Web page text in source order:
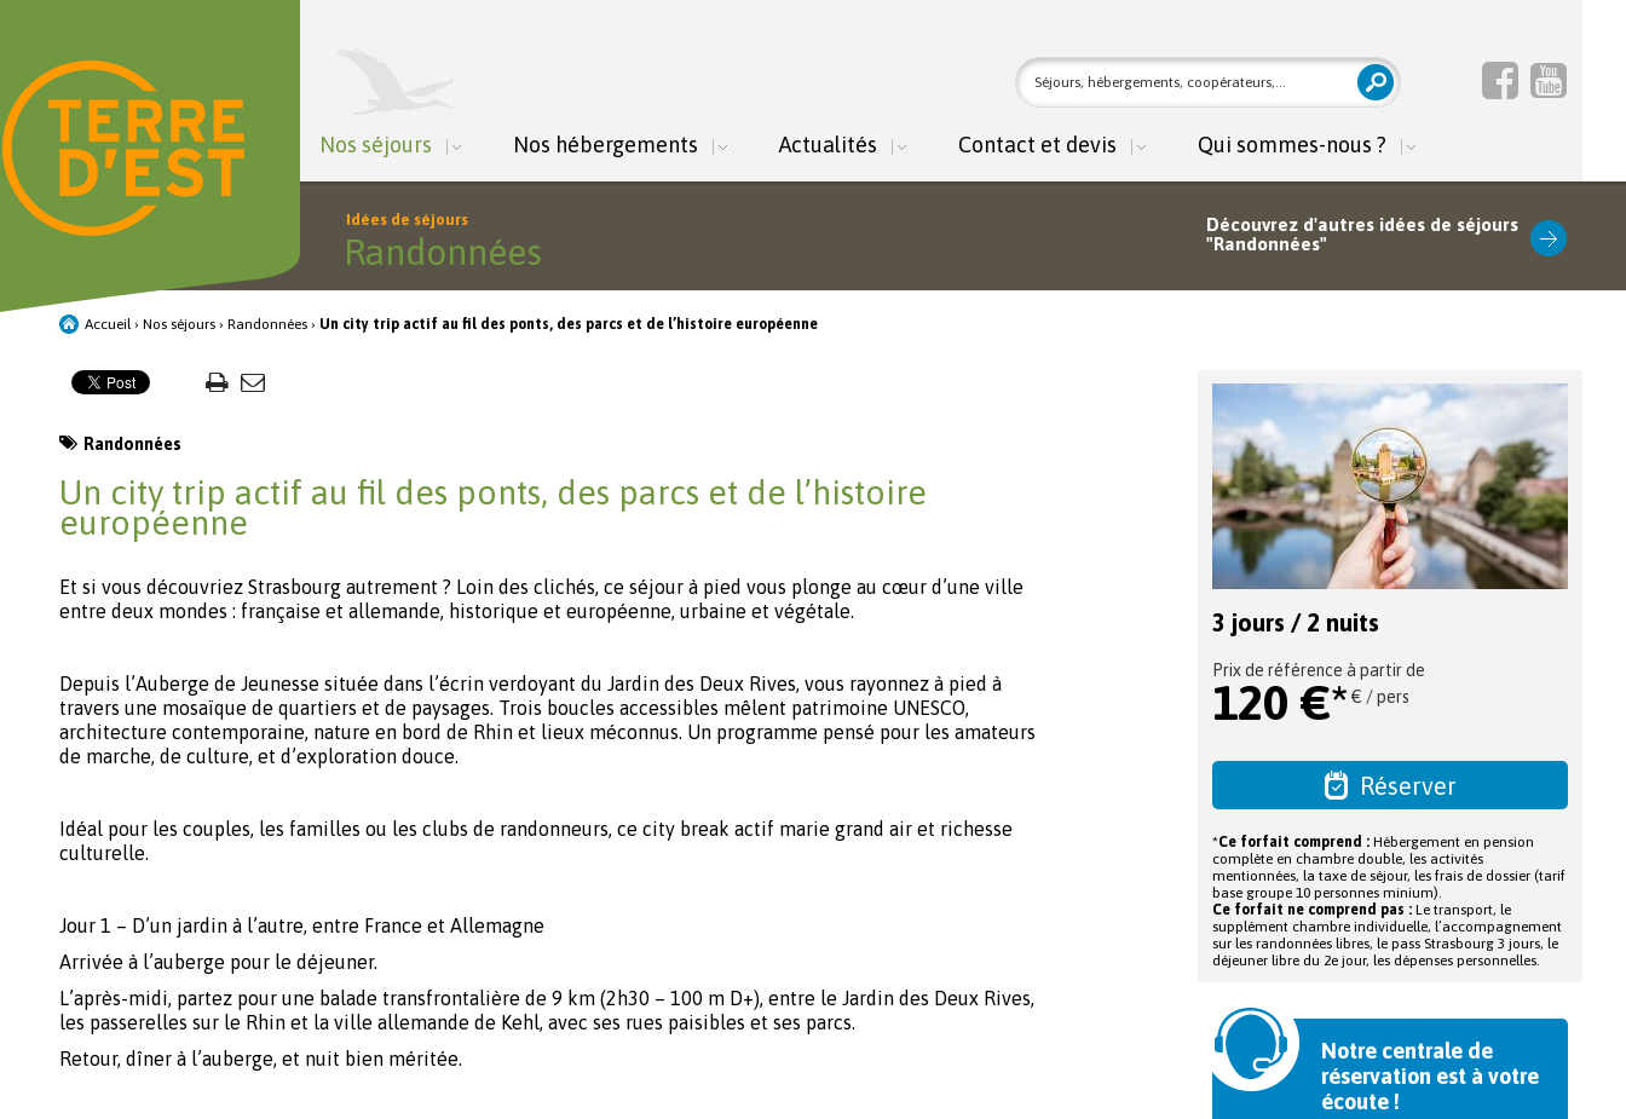
Formulaire de
recherche
Rechercher
Nos séjours Nos hébergements Actualités Contact et devis Qui sommes-nous ?
Idées de séjours
Randonnées
Découvrez d'autres idées de séjours
"Randonnées"
Accueil › Nos séjours › Randonnées › Un city trip actif au fil des ponts, des parcs et de l’histoire européenne
Randonnées
Un city trip actif au fil des ponts, des parcs et de l’histoire
européenne
Et si vous découvriez Strasbourg autrement ? Loin des clichés, ce séjour à pied vous plonge au cœur d’une ville
entre deux mondes : française et allemande, historique et européenne, urbaine et végétale.
Depuis l’Auberge de Jeunesse située dans l’écrin verdoyant du Jardin des Deux Rives, vous rayonnez à pied à
travers une mosaïque de quartiers et de paysages. Trois boucles accessibles mêlent patrimoine UNESCO,
architecture contemporaine, nature en bord de Rhin et lieux méconnus. Un programme pensé pour les amateurs
de marche, de culture, et d’exploration douce.
Idéal pour les couples, les familles ou les clubs de randonneurs, ce city break actif marie grand air et richesse
culturelle.
Jour 1 – D’un jardin à l’autre, entre France et Allemagne
Arrivée à l’auberge pour le déjeuner.
L’après-midi, partez pour une balade transfrontalière de 9 km (2h30 – 100 m D+), entre le Jardin des Deux Rives,
les passerelles sur le Rhin et la ville allemande de Kehl, avec ses rues paisibles et ses parcs.
Retour, dîner à l’auberge, et nuit bien méritée.
3 jours / 2 nuits
Prix de référence à partir de
120 €* € / pers
Réserver
*Ce forfait comprend : Hébergement en pension
complète en chambre double, les activités
mentionnées, la taxe de séjour, les frais de dossier (tarif
base groupe 10 personnes minium).
Ce forfait ne comprend pas : Le transport, le
supplément chambre individuelle, l’accompagnement
sur les randonnées libres, le pass Strasbourg 3 jours, le
déjeuner libre du 2e jour, les dépenses personnelles.
Notre centrale de
réservation est à votre
écoute !